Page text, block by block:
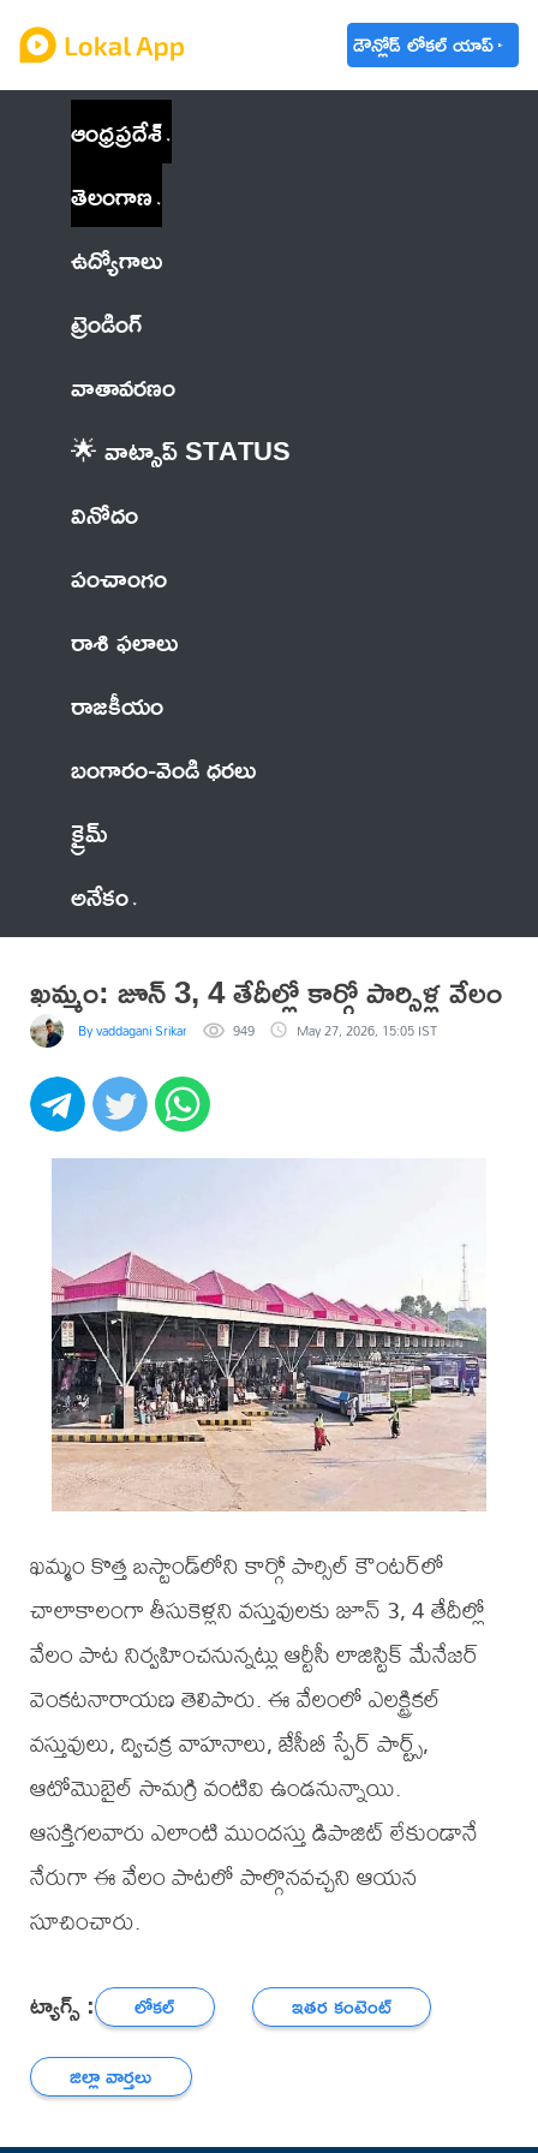
డౌన్లోడ్ లోకల్ యాప్
ఆంధ్రప్రదేశ్
తెలంగాణ
ఉద్యోగాలు
ట్రెండింగ్
వాతావరణం
🌟 వాట్సాప్ STATUS
వినోదం
పంచాంగం
రాశి ఫలాలు
రాజకీయం
బంగారం-వెండి ధరలు
క్రైమ్
అనేకం
ఖమ్మం: జూన్ 3, 4 తేదీల్లో కార్గో పార్సిళ్ల వేలం
By vaddagani Srikanth 949 May 27, 2026, 15:05 IST
ఖమ్మం కొత్త బస్టాండ్‌లోని కార్గో పార్సిల్ కౌంటర్‌లో
చాలాకాలంగా తీసుకెళ్లని వస్తువులకు జూన్ 3, 4 తేదీల్లో
వేలం పాట నిర్వహించనున్నట్లు ఆర్టీసీ లాజిస్టిక్ మేనేజర్
వెంకటనారాయణ తెలిపారు. ఈ వేలంలో ఎలక్ట్రికల్
వస్తువులు, ద్విచక్ర వాహనాలు, జేసీబీ స్పేర్ పార్ట్స్,
ఆటోమొబైల్ సామగ్రి వంటివి ఉండనున్నాయి.
ఆసక్తిగలవారు ఎలాంటి ముందస్తు డిపాజిట్ లేకుండానే
నేరుగా ఈ వేలం పాటలో పాల్గొనవచ్చని ఆయన
సూచించారు.
ట్యాగ్స్ : లోకల్
ఇతర కంటెంట్
జిల్లా వార్తలు